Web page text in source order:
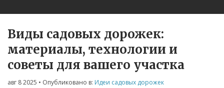
Освещение сада
Меню
Виды садовых дорожек:
материалы, технологии и
советы для вашего участка
авг 8 2025 • Опубликовано в: Идеи садовых дорожек